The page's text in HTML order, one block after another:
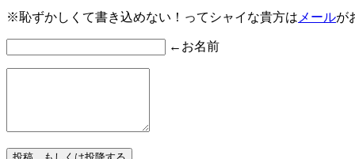
※恥ずかしくて書き込めない！ってシャイな貴方は メールが
←お名前